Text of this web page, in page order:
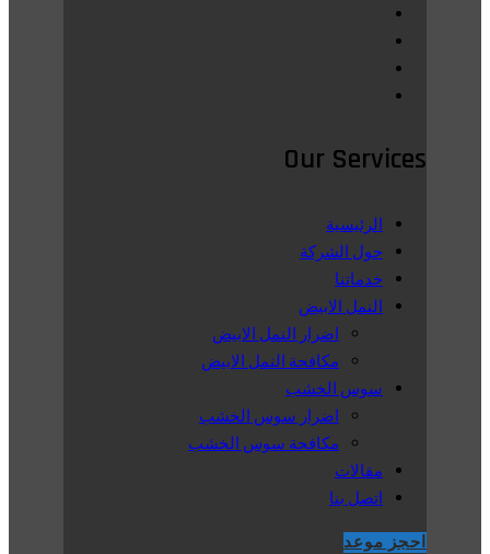
Our Services
الرئيسية
حول الشركة
خدماتنا
النمل الابيض
اضرار النمل الابيض
مكافحة النمل الابيض
سوس الخشب
اضرار سوس الخشب
مكافحة سوس الخشب
مقالات
اتصل بنا
احجز موعد